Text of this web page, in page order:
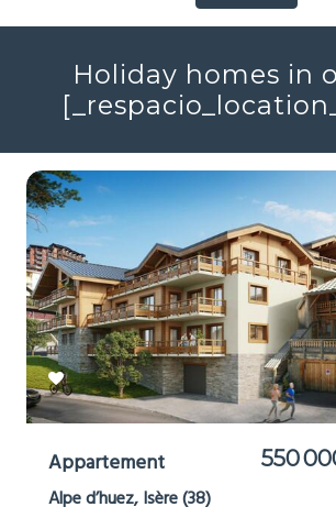
Voir plus
Holiday homes in
Appartement